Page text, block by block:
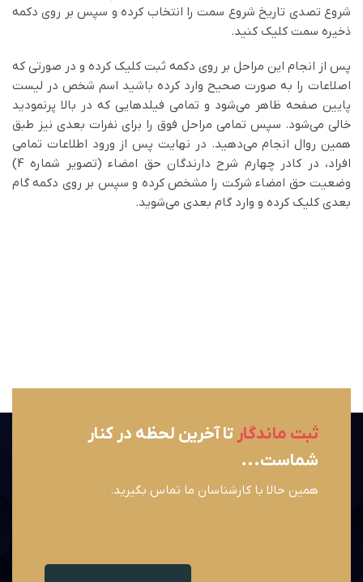
شروع تصدی تاریخ شروع سمت را انتخاب کرده و سپس بر روی دکمه
ذخیره سمت کلیک کنید.
پس از انجام این مراحل بر روی دکمه ثبت کلیک کرده و در صورتی که
اصلاعات را به صورت صحیح وارد کرده باشید اسم شخص در لیست
پایین صفحه ظاهر می‌شود و تمامی فیلدهایی که در بالا پرنمودید
خالی می‌شود. سپس تمامی مراحل فوق را برای نفرات بعدی نیز طبق
همین روال انجام می‌دهید. در نهایت پس از ورود اطلاعات تمامی
افراد، در کادر چهارم شرح دارندگان حق امضاء (تصویر شماره 4)
وضعیت حق امضاء شرکت را مشخص کرده و سپس بر روی دکمه گام
بعدی کلیک کرده و وارد گام بعدی می‌شوید.
ثبت ماندگار تا آخرین لحظه در کنار
شماست...
همین حالا با کارشناسان ما تماس بگیرید.